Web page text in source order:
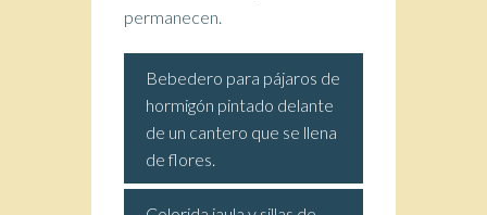
permanecen.
Bebedero para pájaros de
hormigón pintado delante
de un cantero que se llena
de flores.